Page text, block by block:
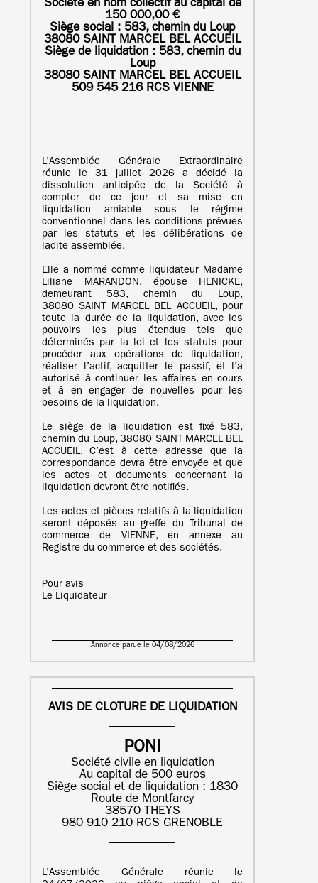
Société en nom collectif au capital de
150 000,00 €
Siège social : 583, chemin du Loup
38080 SAINT MARCEL BEL ACCUEIL
Siège de liquidation : 583, chemin du
Loup
38080 SAINT MARCEL BEL ACCUEIL
509 545 216 RCS VIENNE
L’Assemblée Générale Extraordinaire
réunie le 31 juillet 2026 a décidé la
dissolution anticipée de la Société à
compter de ce jour et sa mise en
liquidation amiable sous le régime
conventionnel dans les conditions prévues
par les statuts et les délibérations de
ladite assemblée.
Elle a nommé comme liquidateur Madame
Liliane MARANDON, épouse HENICKE,
demeurant 583, chemin du Loup,
38080 SAINT MARCEL BEL ACCUEIL, pour
toute la durée de la liquidation, avec les
pouvoirs les plus étendus tels que
déterminés par la loi et les statuts pour
procéder aux opérations de liquidation,
réaliser l’actif, acquitter le passif, et l’a
autorisé à continuer les affaires en cours
et à en engager de nouvelles pour les
besoins de la liquidation.
Le siège de la liquidation est fixé 583,
chemin du Loup, 38080 SAINT MARCEL BEL
ACCUEIL, C’est à cette adresse que la
correspondance devra être envoyée et que
les actes et documents concernant la
liquidation devront être notifiés.
Les actes et pièces relatifs à la liquidation
seront déposés au greffe du Tribunal de
commerce de VIENNE, en annexe au
Registre du commerce et des sociétés.
Pour avis
Le Liquidateur
Annonce parue le 04/08/2026
AVIS DE CLOTURE DE LIQUIDATION
PONI
Société civile en liquidation
Au capital de 500 euros
Siège social et de liquidation : 1830
Route de Montfarcy
38570 THEYS
980 910 210 RCS GRENOBLE
L’Assemblée Générale réunie le